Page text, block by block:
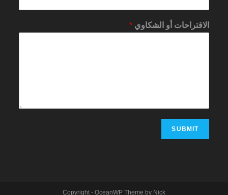
الاقتراحات أو الشكاوي*
SUBMIT
Copyright - OceanWP Theme by Nick